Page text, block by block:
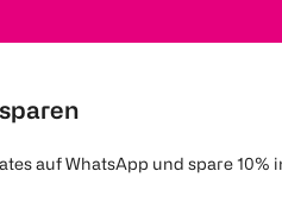
auf WhatsApp und spare 10%